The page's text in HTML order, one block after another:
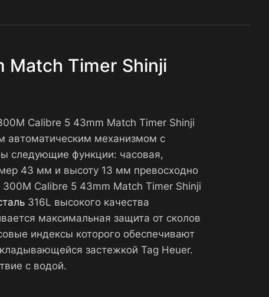
Match Timer Shinji
Calibre 5 43mm Match Timer Shinji
автоматическим механизмом с
следующие функции: часовая,
43 мм и высоту 13 мм превосходно
300M Calibre 5 43mm Match Timer Shinji
316L высокого качества
максимальная защита от сколов
индексы которого обеспечивают
застежкой Tag Heuer.
с водой.